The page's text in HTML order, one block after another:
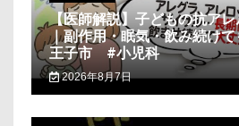
【医師解説】子どもの抗ア
｜副作用・眠気・飲み続け
王子市 #小児科
2026年8月7日